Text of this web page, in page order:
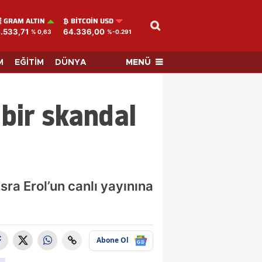
GRAM ALTIN
% 0,63
BITCOIN USD
64.336,00 %-0.291
EĞİTİM DÜNYA MENÜ
skandal
Erol’un canlı yayınına
Abone Ol